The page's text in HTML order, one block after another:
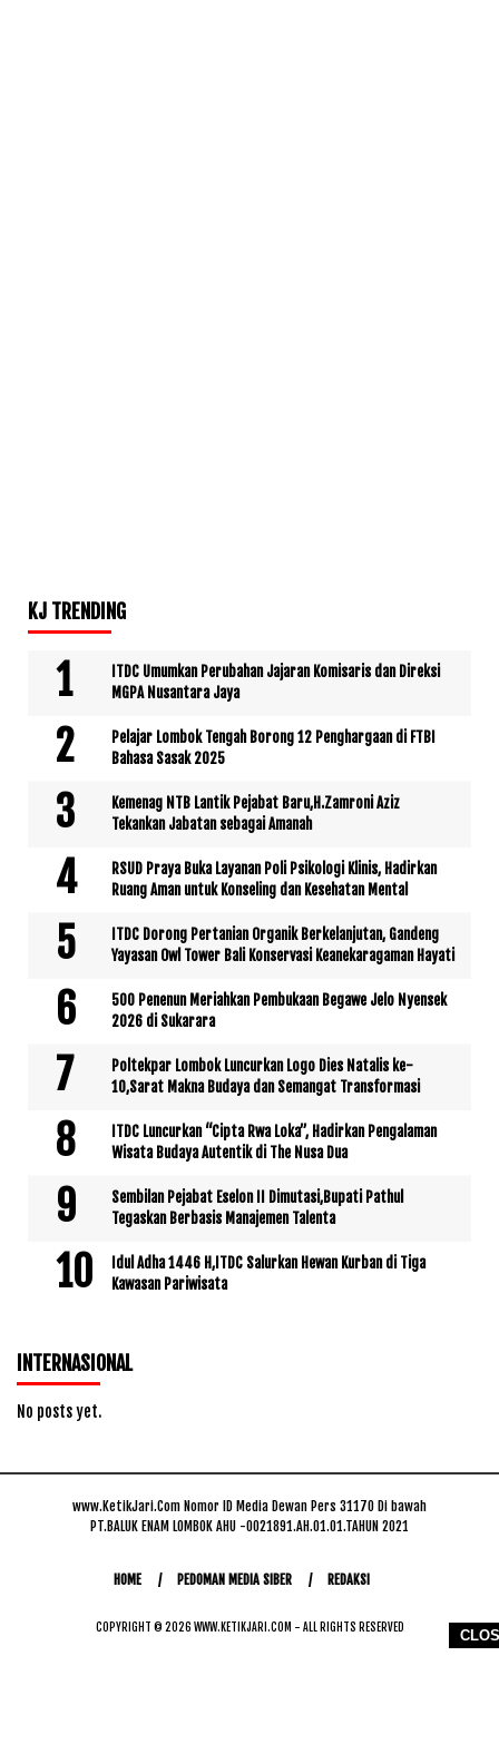
KJ TRENDING
ITDC Umumkan Perubahan Jajaran Komisaris dan Direksi
MGPA Nusantara Jaya
Pelajar Lombok Tengah Borong 12 Penghargaan di FTBI
Bahasa Sasak 2025
Kemenag NTB Lantik Pejabat Baru,H.Zamroni Aziz
Tekankan Jabatan sebagai Amanah
RSUD Praya Buka Layanan Poli Psikologi Klinis, Hadirkan
Ruang Aman untuk Konseling dan Kesehatan Mental
ITDC Dorong Pertanian Organik Berkelanjutan, Gandeng
Yayasan Owl Tower Bali Konservasi Keanekaragaman Hayati
500 Penenun Meriahkan Pembukaan Begawe Jelo Nyensek
2026 di Sukarara
Poltekpar Lombok Luncurkan Logo Dies Natalis ke-
10,Sarat Makna Budaya dan Semangat Transformasi
ITDC Luncurkan “Cipta Rwa Loka”, Hadirkan Pengalaman
Wisata Budaya Autentik di The Nusa Dua
Sembilan Pejabat Eselon II Dimutasi,Bupati Pathul
Tegaskan Berbasis Manajemen Talenta
Idul Adha 1446 H,ITDC Salurkan Hewan Kurban di Tiga
Kawasan Pariwisata
INTERNASIONAL
No posts yet.
www.KetikJari.Com Nomor ID Media Dewan Pers 31170 Di bawah
PT.BALUK ENAM LOMBOK AHU -0021891.AH.01.01.TAHUN 2021
HOME PEDOMAN MEDIA SIBER REDAKSI
COPYRIGHT © 2026 WWW.KETIKJARI.COM - ALL RIGHTS RESERVED